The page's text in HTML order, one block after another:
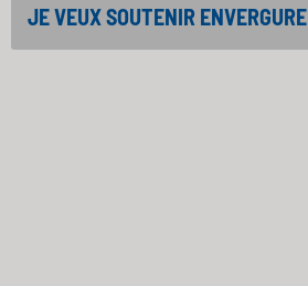
JE VEUX SOUTENIR ENVERGURE